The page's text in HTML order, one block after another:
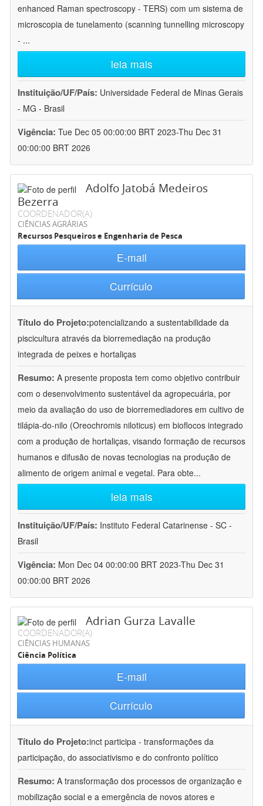
enhanced Raman spectroscopy - TERS) com um sistema de
microscopia de tunelamento (scanning tunnelling microscopy
- ...
leia mais
Instituição/UF/País: Universidade Federal de Minas Gerais
- MG - Brasil
Vigência: Tue Dec 05 00:00:00 BRT 2023-Thu Dec 31
00:00:00 BRT 2026
Adolfo Jatobá Medeiros
Bezerra
COORDENADOR(A)
CIÊNCIAS AGRÁRIAS
Recursos Pesqueiros e Engenharia de Pesca
E-mail
Currículo
Título do Projeto:potencializando a sustentabilidade da
piscicultura através da biorremediação na produção
integrada de peixes e hortaliças
Resumo: A presente proposta tem como objetivo contribuir
com o desenvolvimento sustentável da agropecuária, por
meio da avaliação do uso de biorremediadores em cultivo de
tilápia-do-nilo (Oreochromis niloticus) em bioflocos integrado
com a produção de hortaliças, visando formação de recursos
humanos e difusão de novas tecnologias na produção de
alimento de origem animal e vegetal. Para obte...
leia mais
Instituição/UF/País: Instituto Federal Catarinense - SC -
Brasil
Vigência: Mon Dec 04 00:00:00 BRT 2023-Thu Dec 31
00:00:00 BRT 2026
Adrian Gurza Lavalle
COORDENADOR(A)
CIÊNCIAS HUMANAS
Ciência Política
E-mail
Currículo
Título do Projeto:inct participa - transformações da
participação, do associativismo e do confronto político
Resumo: A transformação dos processos de organização e
mobilização social e a emergência de novos atores e